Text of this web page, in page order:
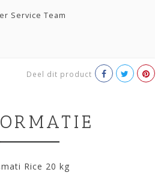
Service Team
Deel dit product
Rice 20 kg